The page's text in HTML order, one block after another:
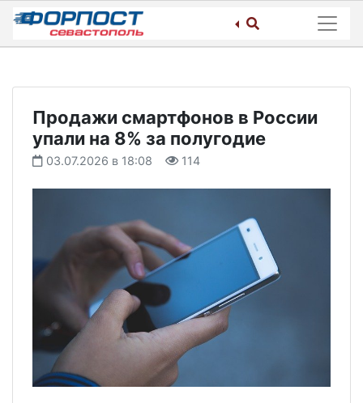
Skip
content
Продажи смартфонов в России
упали на 8% за полугодие
03.07.2026 в 18:08 114